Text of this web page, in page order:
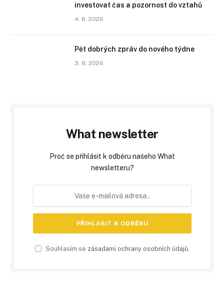
investovat čas a pozornost do vztahů
4. 8. 2026
Pět dobrých zpráv do nového týdne
3. 8. 2026
What newsletter
Proč se přihlásit k odběru našeho What
newsletteru?
Souhlasím se zásadami ochrany osobních údajů